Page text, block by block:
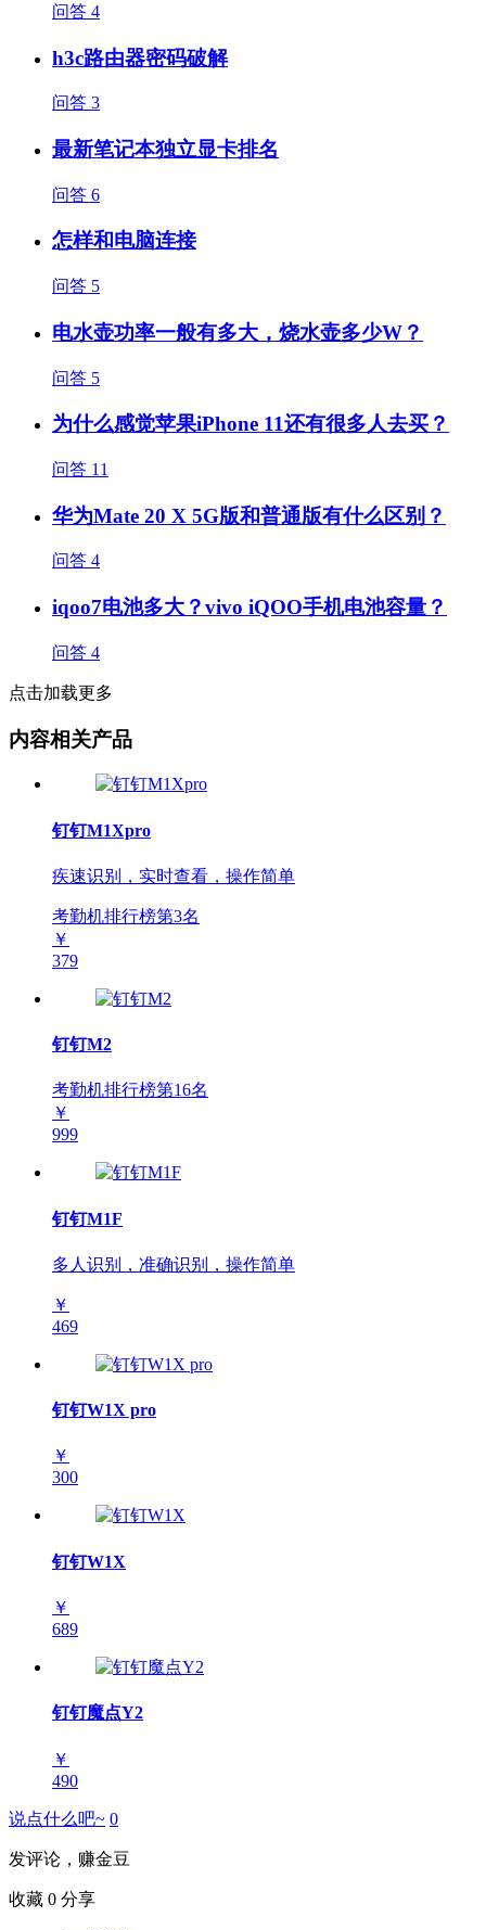
问答 4
h3c路由器密码破解
问答 3
最新笔记本独立显卡排名
问答 6
怎样和电脑连接
问答 5
电水壶功率一般有多大，烧水壶多少W？
问答 5
为什么感觉苹果iPhone 11还有很多人去买？
问答 11
华为Mate 20 X 5G版和普通版有什么区别？
问答 4
iqoo7电池多大？vivo iQOO手机电池容量？
问答 4
点击加载更多
内容相关产品
钉钉M1Xpro
疾速识别，实时查看，操作简单
考勤机排行榜第3名
￥
379
钉钉M2
考勤机排行榜第16名
￥
999
钉钉M1F
多人识别，准确识别，操作简单
￥
469
钉钉W1X pro
￥
300
钉钉W1X
￥
689
钉钉魔点Y2
￥
490
说点什么吧~ 0
发评论，赚金豆
收藏 0 分享